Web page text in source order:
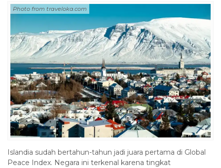
Photo from traveloka.com
Islandia sudah bertahun-tahun jadi juara pertama di Global
Peace Index. Negara ini terkenal karena tingkat